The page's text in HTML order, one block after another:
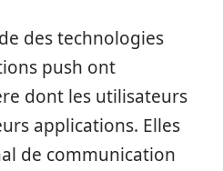
des technologies
push ont
dont les utilisateurs
applications. Elles
de communication